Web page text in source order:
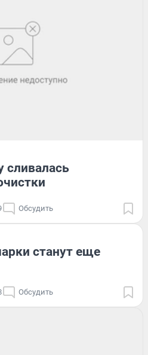
сливалась
Обсудить
станут еще
Обсудить